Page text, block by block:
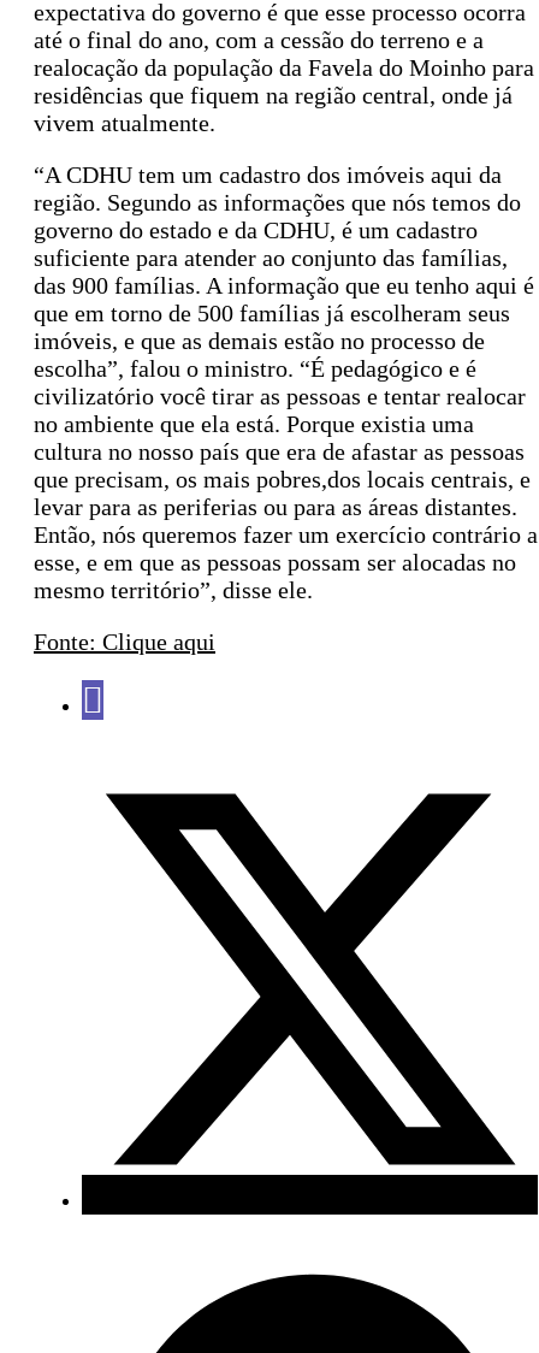
expectativa do governo é que esse processo ocorra
até o final do ano, com a cessão do terreno e a
realocação da população da Favela do Moinho para
residências que fiquem na região central, onde já
vivem atualmente.
“A CDHU tem um cadastro dos imóveis aqui da
região. Segundo as informações que nós temos do
governo do estado e da CDHU, é um cadastro
suficiente para atender ao conjunto das famílias,
das 900 famílias. A informação que eu tenho aqui é
que em torno de 500 famílias já escolheram seus
imóveis, e que as demais estão no processo de
escolha”, falou o ministro. “É pedagógico e é
civilizatório você tirar as pessoas e tentar realocar
no ambiente que ela está. Porque existia uma
cultura no nosso país que era de afastar as pessoas
que precisam, os mais pobres,dos locais centrais, e
levar para as periferias ou para as áreas distantes.
Então, nós queremos fazer um exercício contrário a
esse, e em que as pessoas possam ser alocadas no
mesmo território”, disse ele.
Fonte: Clique aqui